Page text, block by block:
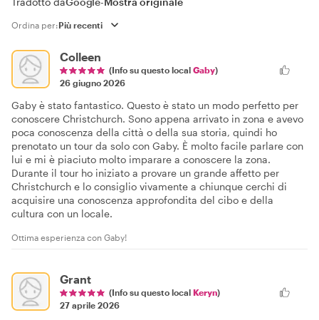
Ordina per:
Colleen
(Info su questo local Gaby)
26 giugno 2026
Gaby è stato fantastico. Questo è stato un modo perfetto per
conoscere Christchurch. Sono appena arrivato in zona e avevo
poca conoscenza della città o della sua storia, quindi ho
prenotato un tour da solo con Gaby. È molto facile parlare con
lui e mi è piaciuto molto imparare a conoscere la zona.
Durante il tour ho iniziato a provare un grande affetto per
Christchurch e lo consiglio vivamente a chiunque cerchi di
acquisire una conoscenza approfondita del cibo e della
cultura con un locale.
Ottima esperienza con Gaby!
Grant
(Info su questo local Keryn)
27 aprile 2026